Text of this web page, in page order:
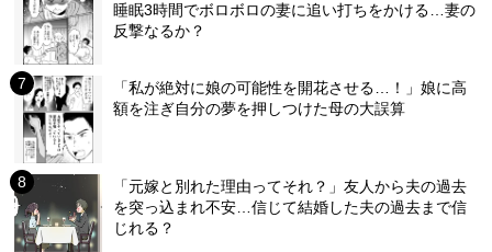
睡眠3時間でボロボロの妻に追い打ちをかける…妻の
反撃なるか？
「私が絶対に娘の可能性を開花させる…！」娘に高
額を注ぎ自分の夢を押しつけた母の大誤算
「元嫁と別れた理由ってそれ？」友人から夫の過去
を突っ込まれ不安…信じて結婚した夫の過去まで信
じれる？